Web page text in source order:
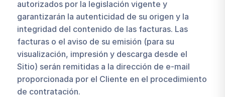
autorizados por la legislación vigente y
garantizarán la autenticidad de su origen y la
integridad del contenido de las facturas. Las
facturas o el aviso de su emisión (para su
visualización, impresión y descarga desde el
Sitio) serán remitidas a la dirección de e-mail
proporcionada por el Cliente en el procedimiento
de contratación.